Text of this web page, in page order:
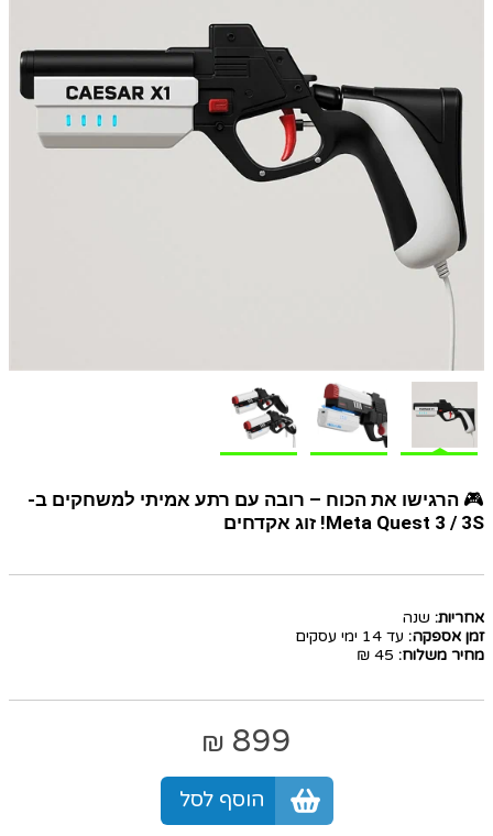
🎮 הרגישו את הכוח – רובה עם רתע אמיתי למשחקים ב-
Meta Quest 3 / 3S! זוג אקדחים
אחריות: שנה
זמן אספקה: עד 14 ימי עסקים
מחיר משלוח: 45 ₪
899
₪
הוסף לסל